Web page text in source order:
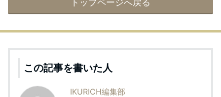
トップページへ戻る
この記事を書いた人
IKURICH編集部